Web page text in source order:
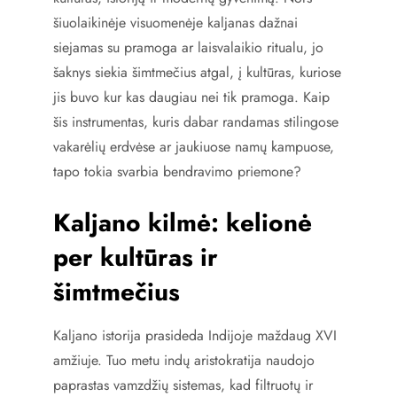
šiuolaikinėje visuomenėje kaljanas dažnai
siejamas su pramoga ar laisvalaikio ritualu, jo
šaknys siekia šimtmečius atgal, į kultūras, kuriose
jis buvo kur kas daugiau nei tik pramoga. Kaip
šis instrumentas, kuris dabar randamas stilingose
vakarėlių erdvėse ar jaukiuose namų kampuose,
tapo tokia svarbia bendravimo priemone?
Kaljano kilmė: kelionė
per kultūras ir
šimtmečius
Kaljano istorija prasideda Indijoje maždaug XVI
amžiuje. Tuo metu indų aristokratija naudojo
paprastas vamzdžių sistemas, kad filtruotų ir